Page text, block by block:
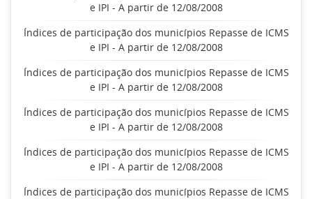
e IPI - A partir de 12/08/2008
Índices de participação dos municípios Repasse de ICMS
e IPI - A partir de 12/08/2008
Índices de participação dos municípios Repasse de ICMS
e IPI - A partir de 12/08/2008
Índices de participação dos municípios Repasse de ICMS
e IPI - A partir de 12/08/2008
Índices de participação dos municípios Repasse de ICMS
e IPI - A partir de 12/08/2008
Índices de participação dos municípios Repasse de ICMS